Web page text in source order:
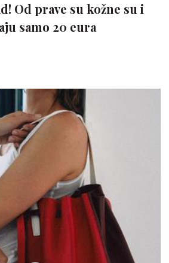
Od prave su kožne su i
samo 20 eura